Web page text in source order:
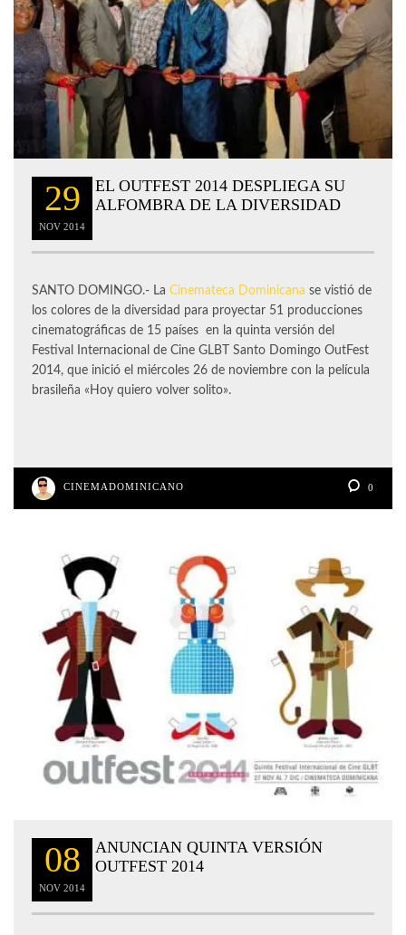
29
NOV 2014
EL OUTFEST 2014 DESPLIEGA SU
ALFOMBRA DE LA DIVERSIDAD
SANTO DOMINGO.- La Cinemateca Dominicana se vistió de
los colores de la diversidad para proyectar 51 producciones
cinematográficas de 15 países en la quinta versión del
Festival Internacional de Cine GLBT Santo Domingo OutFest
2014, que inició el miércoles 26 de noviembre con la película
brasileña «Hoy quiero volver solito».
CINEMADOMINICANO 0
08
NOV 2014
ANUNCIAN QUINTA VERSIÓN
OUTFEST 2014